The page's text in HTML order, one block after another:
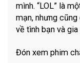
mình. “LOL” là
mạn, nhưng
về tình bạn và gia
Đón xem phim